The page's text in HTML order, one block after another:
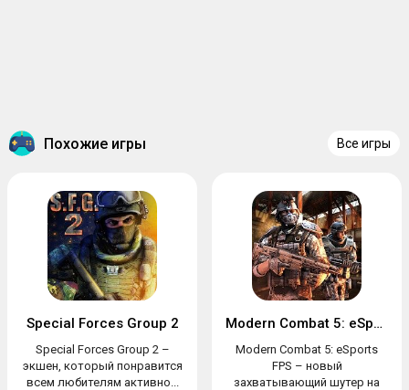
Похожие игры Все игры
Special Forces Group 2
Special Forces Group 2 –
экшен, который понравится
всем любителям активно...
Modern Combat 5: eSports FPS
Modern Combat 5: eSports
FPS – новый
захватывающий шутер на